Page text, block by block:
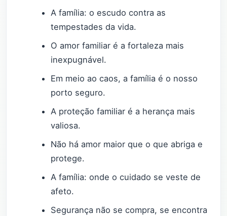
A família: o escudo contra as
tempestades da vida.
O amor familiar é a fortaleza mais
inexpugnável.
Em meio ao caos, a família é o nosso
porto seguro.
A proteção familiar é a herança mais
valiosa.
Não há amor maior que o que abriga e
protege.
A família: onde o cuidado se veste de
afeto.
Segurança não se compra, se encontra